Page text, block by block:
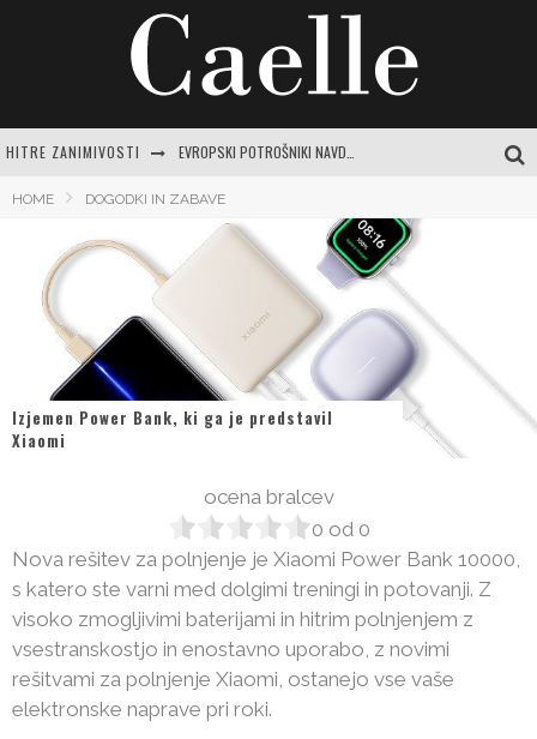
HITRE ZANIMIVOSTI
ČAJI ZA ŽELODEC IN PREBAVO: VAŠ CELOVIT VODNIK DO POMIRITVE IN RAVNOVESJA
CENTER VARNE VOŽNJE LOGATEC: CELOVIT VODNIK ZA SAMOZAVESTNO VOŽNJO IN IZPOPOLNJEVANJE
HOME DOGODKI IN ZABAVE
Izjemen Power Bank, ki ga je predstavil
Xiaomi
ocena bralcev
0 od 0
Nova rešitev za polnjenje je Xiaomi Power Bank 10000,
s katero ste varni med dolgimi treningi in potovanji. Z
visoko zmogljivimi baterijami in hitrim polnjenjem z
vsestranskostjo in enostavno uporabo, z novimi
rešitvami za polnjenje Xiaomi, ostanejo vse vaše
elektronske naprave pri roki.